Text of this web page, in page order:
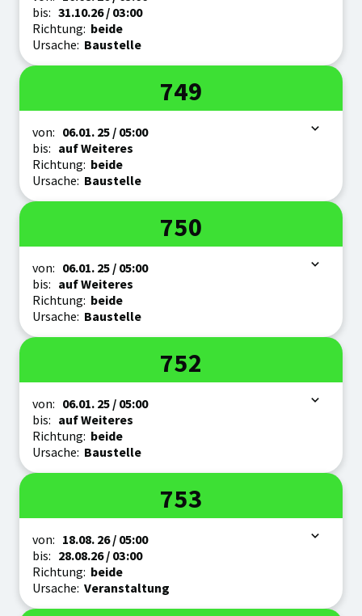
bis: 31.10.26/ 03:00
Richtung: beide
Ursache: Baustelle
Linie
749
Zeitraum
von: 06.01. 25/ 05:00
bis: auf Weiteres
Richtung: beide
Ursache: Baustelle
Linie
750
Zeitraum
von: 06.01. 25/ 05:00
bis: auf Weiteres
Richtung: beide
Ursache: Baustelle
Linie
752
Zeitraum
von: 06.01. 25/ 05:00
bis: auf Weiteres
Richtung: beide
Ursache: Baustelle
Linie
753
Zeitraum
von: 18.08. 26/ 05:00
bis: 28.08.26/ 03:00
Richtung: beide
Ursache: Veranstaltung